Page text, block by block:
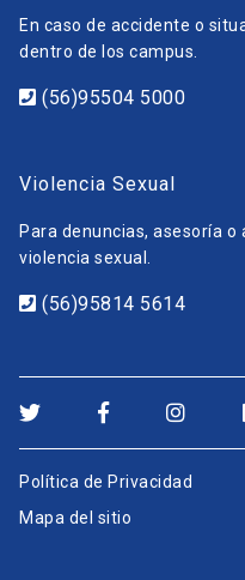
En caso de accidente o
dentro de los campus.
(56)95504 5000
Violencia Sexual
Para denuncias, asesoría
violencia sexual.
(56)95814 5614
Política de Privacidad
Mapa del sitio